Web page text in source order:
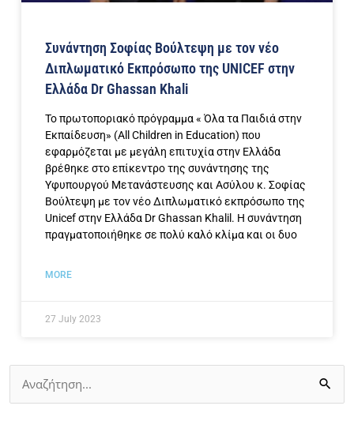
Συνάντηση Σοφίας Βούλτεψη με τον νέο
Διπλωματικό Εκπρόσωπο της UNICEF στην
Ελλάδα Dr Ghassan Khali
Το πρωτοποριακό πρόγραμμα « Όλα τα Παιδιά στην
Εκπαίδευση» (All Children in Education) που
εφαρμόζεται με μεγάλη επιτυχία στην Ελλάδα
βρέθηκε στο επίκεντρο της συνάντησης της
Υφυπουργού Μετανάστευσης και Ασύλου κ. Σοφίας
Βούλτεψη με τον νέο Διπλωματικό εκπρόσωπο της
Unicef στην Ελλάδα Dr Ghassan Khalil. Η συνάντηση
πραγματοποιήθηκε σε πολύ καλό κλίμα και οι δυο
MORE
27 July 2023
Search
for: